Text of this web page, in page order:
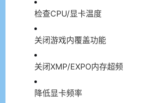
检查CPU/显卡温度
关闭游戏内覆盖功能
关闭XMP/EXPO内存超频
降低显卡频率